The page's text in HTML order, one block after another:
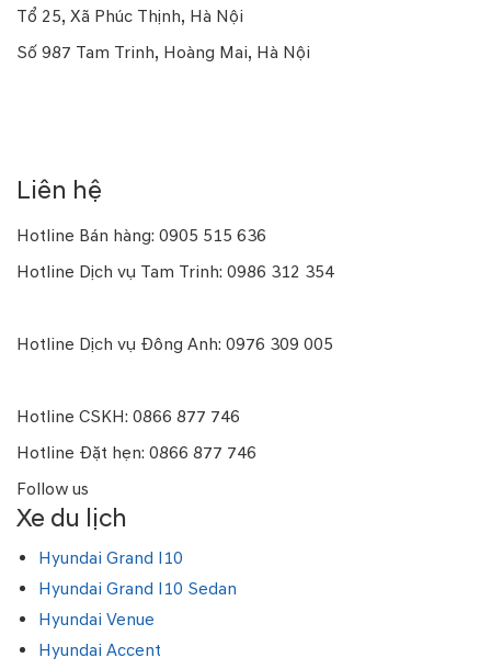
Tổ 25, Xã Phúc Thịnh, Hà Nội
Số 987 Tam Trinh, Hoàng Mai, Hà Nội
Liên hệ
Hotline Bán hàng: 0905 515 636
Hotline Dịch vụ Tam Trinh: 0986 312 354
Hotline Dịch vụ Đông Anh: 0976 309 005
Hotline CSKH: 0866 877 746
Hotline Đặt hẹn: 0866 877 746
Follow us
Xe du lịch
Hyundai Grand I10
Hyundai Grand I10 Sedan
Hyundai Venue
Hyundai Accent